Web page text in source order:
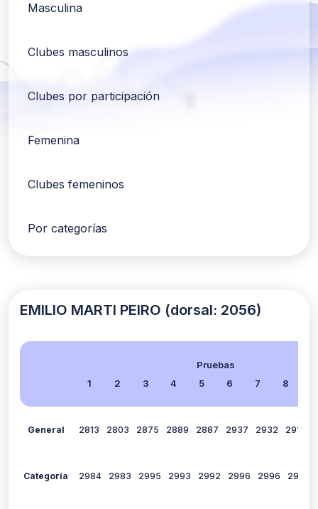
Masculina
Clubes masculinos
Clubes por participación
Femenina
Clubes femeninos
Por categorías
EMILIO MARTI PEIRO (dorsal: 2056)
Pruebas
1
2 3 4 5 6 7 8
General 2813 2803 2875 2889 2887 2937 2932 2913
Categoría 2984 2983 2995 2993 2992 2996 2996 2994